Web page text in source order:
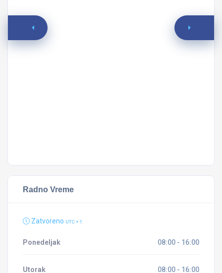
Radno Vreme
Zatvoreno UTC + 1
Ponedeljak 08:00 - 16:00
Utorak 08:00 - 16:00